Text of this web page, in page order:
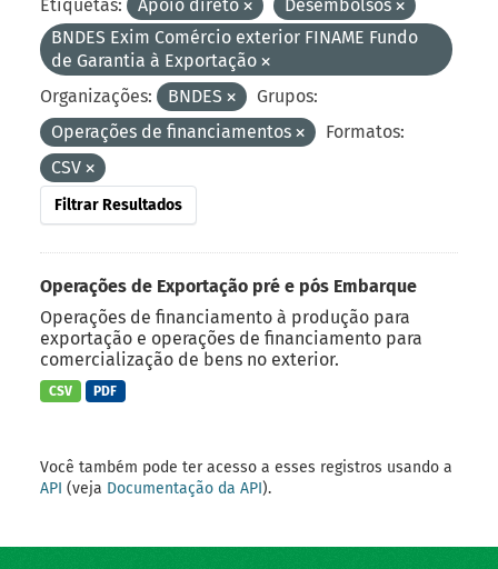
Etiquetas: Apoio direto
Desembolsos
BNDES Exim Comércio exterior FINAME Fundo
de Garantia à Exportação
Organizações:
BNDES
Grupos:
Operações de financiamentos
Formatos:
CSV
Filtrar Resultados
Operações de Exportação pré e pós Embarque
Operações de financiamento à produção para
exportação e operações de financiamento para
comercialização de bens no exterior.
CSV PDF
Você também pode ter acesso a esses registros usando a
API (veja Documentação da API).